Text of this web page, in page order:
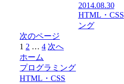
2014.08.30
HTML・CSS
ング
次のページ
1 2 … 4 次へ
ホーム
プログラミング
HTML・CSS